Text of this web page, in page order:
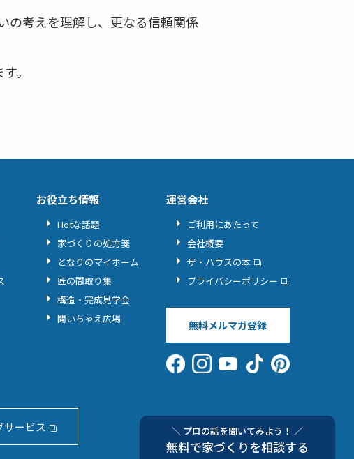
＼ プロの話を聞いてみよう！ ／
無料で家づくりを相談する
の考えを理解し、更なる信頼関係
。
お役立ち情報
Hotな話題
家づくりの処方箋
となりのマイホーム
匠の間取り集
構造・完成見学会
聞いちゃえ広場
運営会社
ご利用にあたって
会社概要
ザ・ハウスの本
プライバシーポリシー
無料メルマガ登録
サービス